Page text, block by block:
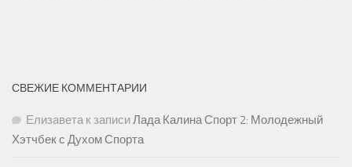
СВЕЖИЕ КОММЕНТАРИИ
Елизаветак записиЛада Калина Спорт 2: Молодежный
Хэтчбек с Духом Спорта